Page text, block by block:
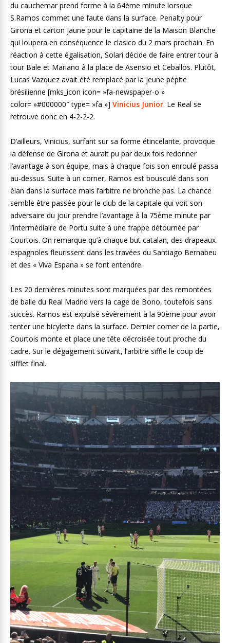
du cauchemar prend forme à la 64ème minute lorsque
S.Ramos commet une faute dans la surface. Penalty pour
Girona et carton jaune pour le capitaine de la Maison Blanche
qui loupera en conséquence le clasico du 2 mars prochain. En
réaction à cette égalisation, Solari décide de faire entrer tour à
tour Bale et Mariano à la place de Asensio et Ceballos. Plutôt,
Lucas Vazquez avait été remplacé par la jeune pépite
brésilienne [mks_icon icon= »fa-newspaper-o »
color= »#000000″ type= »fa »] Vinicius Junior. Le Real se
retrouve donc en 4-2-2-2.
D’ailleurs, Vinicius, surfant sur sa forme étincelante, provoque
la défense de Girona et aurait pu par deux fois redonner
l’avantage à son équipe, mais à chaque fois son enroulé passa
au-dessus. Suite à un corner, Ramos est bousculé dans son
élan dans la surface mais l’arbitre ne bronche pas. La chance
semble être passée pour le club de la capitale qui voit son
adversaire du jour prendre l’avantage à la 75ème minute par
l’intermédiaire de Portu suite à une frappe détournée par
Courtois. On remarque qu’à chaque but catalan, des drapeaux
espagnoles fleurissent dans les travées du Santiago Bernabeu
et des « Viva Espana » se font entendre.
Les 20 dernières minutes sont marquées par des remontées
de balle du Real Madrid vers la cage de Bono, toutefois sans
succès. Ramos est expulsé sévèrement à la 90ème pour avoir
tenter une bicylette dans la surface. Dernier corner de la partie,
Courtois monte et place une tête décroisée tout proche du
cadre. Sur le dégagement suivant, l’arbitre siffle le coup de
sifflet final.